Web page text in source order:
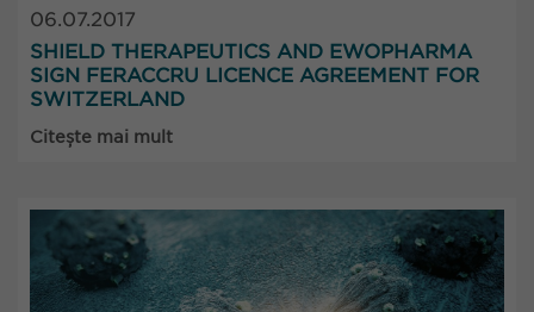
06.07.2017
SHIELD THERAPEUTICS AND EWOPHARMA
SIGN FERACCRU LICENCE AGREEMENT FOR
SWITZERLAND
Citește mai mult